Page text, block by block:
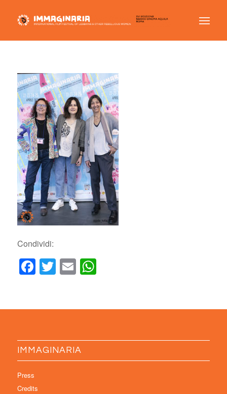
Condividi:
Facebook
Twitter
EmailWhatsApp
IMMAGINARIA
Press
Credits